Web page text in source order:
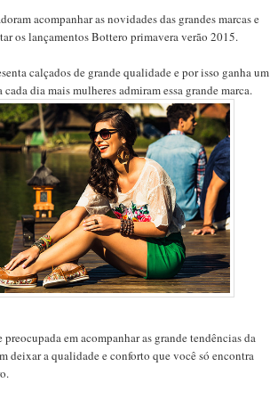
acompanhar as novidades das grandes marcas e
os lançamentos Bottero primavera verão 2015.
calçados de grande qualidade e por isso ganha um
cada dia mais mulheres admiram essa grande marca.
preocupada em acompanhar as grande tendências da
deixar a qualidade e conforto que você só encontra